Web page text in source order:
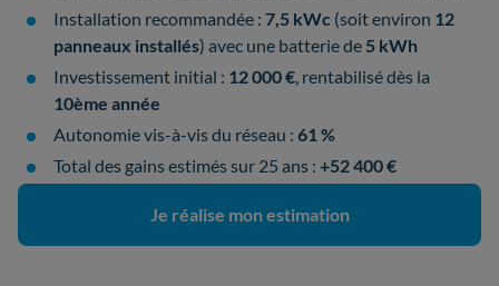
Installation recommandée : 7,5 kWc (soit environ 12
panneaux installés) avec une batterie de 5 kWh
Investissement initial : 12 000 €, rentabilisé dès la
10ème année
Autonomie vis-à-vis du réseau : 61 %
Total des gains estimés sur 25 ans : +52 400 €
Je réalise mon estimation